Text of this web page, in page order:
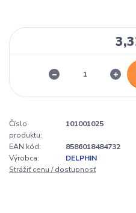
Číslo
produktu:
101001025
EAN kód:
8586018484732
Výrobca:
DELPHIN
Strážiť cenu / dostupnosť